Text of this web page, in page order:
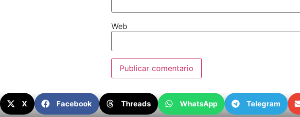
Web
X Facebook Threads WhatsApp Telegram